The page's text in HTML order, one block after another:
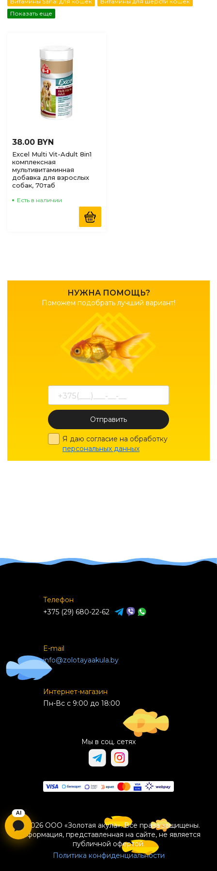
НУЖНА ПОМОЩЬ?
Поможем подобрать лучший вариант!
Отправить
Я даю согласие на обработку
персональных данных
Показать еще
38.00 BYN
Excel Multi Vit-Adult 8in1
комплексная
мультивитаминная
добавка для взрослых
собак, 70таб
Есть в наличии
Телефон
+375 (29) 680-22-62
E-mail
info@zolotayaakula.by
Интернет-магазин
Пн-Вс с 9:00 до 18:00
Мы в соц. сетях
© 2026 ООО «Золотая акула». Все права защищены.
Информация, представленная на сайте, не является
публичной офертой.
Политика конфиденциальности